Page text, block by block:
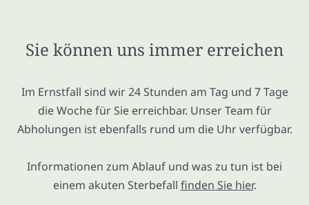
Sie können uns immer erreichen
Im Ernstfall sind wir 24 Stunden am Tag und 7 Tage
die Woche für Sie erreichbar. Unser Team für
Abholungen ist ebenfalls rund um die Uhr verfügbar.
Informationen zum Ablauf und was zu tun ist bei
einem akuten Sterbefall finden Sie hier.